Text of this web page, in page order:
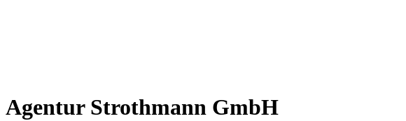
Agentur Strothmann GmbH